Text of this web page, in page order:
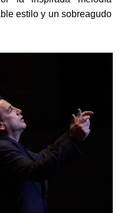
estilo y un sobreagudo